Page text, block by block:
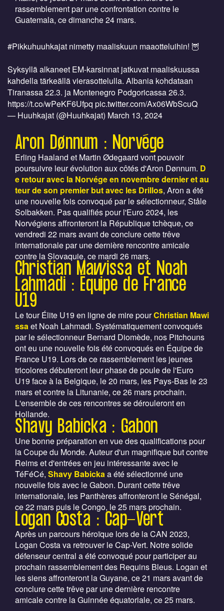
rassemblement par une confrontation contre le
Guatemala, ce dimanche 24 mars.
#Pikkuhuuhkajat nimetty maaliskuun maaotteluihin! 🦉
Syksyllä alkaneet EM-karsinnat jatkuvat maaliskuussa
kahdella tärkeällä vierasottelulla. Albania kohdataan
Tiranassa 22.3. ja Montenegro Podgoricassa 26.3.
https://t.co/wPeKF6Ufpq pic.twitter.com/Ax06WbScuQ
— Huuhkajat (@Huuhkajat) March 13, 2024
Aron Dønnum : Norvége
Erling Haaland et Martin Ødegaard vont pouvoir
poursuivre leur évolution aux côtés d'Aron Dønnum. D
e retour avec la Norvége en novembre dernier et au
teur de son premier but avec les Drillos, Aron a été
une nouvelle fois convoqué par le sélectionneur, Ståle
Solbakken. Pas qualifiés pour l'Euro 2024, les
Norvégiens affronteront la République tchèque, ce
vendredi 22 mars avant de conclure cette trêve
internationale par une dernière rencontre amicale
contre la Slovaquie, ce mardi 26 mars.
Christian Mawissa et Noah
Lahmadi : Équipe de France
U19
Le tour Élite U19 en ligne de mire pourChristian Mawi
ssaet Noah Lahmadi. Systématiquement convoqués
par le sélectionneur Bernard Diomède, nos Pitchouns
ont eu une nouvelle fois été convoqués en Équipe de
France U19. Lors de ce rassemblement les jeunes
tricolores débuteront leur phase de poule de l'Euro
U19 face à la Belgique, le 20 mars, les Pays-Bas le 23
mars et contre la Litunanie, ce 26 mars prochain.
L'ensemble de ces rencontres se dérouleront en
Hollande.
Shavy Babicka : Gabon
Une bonne préparation en vue des qualifications pour
la Coupe du Monde. Auteur d'un magnifique but contre
Reims et d'entrées en jeu intéressante avec le
TéFéCé, Shavy Babickaa été sélectionné une
nouvelle fois avec le Gabon. Durant cette trêve
internationale, les Panthères affronteront le Sénégal,
ce 22 mars puis le Congo, le 25 mars prochain.
Logan Costa : Cap-Vert
Après un parcours héroïque lors de la CAN 2023,
Logan Costa va retrouver le Cap-Vert. Notre solide
défenseur central a été convoqué pour participer au
prochain rassemblement des Requins Bleus. Logan et
les siens affronteront la Guyane, ce 21 mars avant de
conclure cette trêve par une dernière rencontre
amicale contre la Guinnée équatoriale, ce 25 mars.